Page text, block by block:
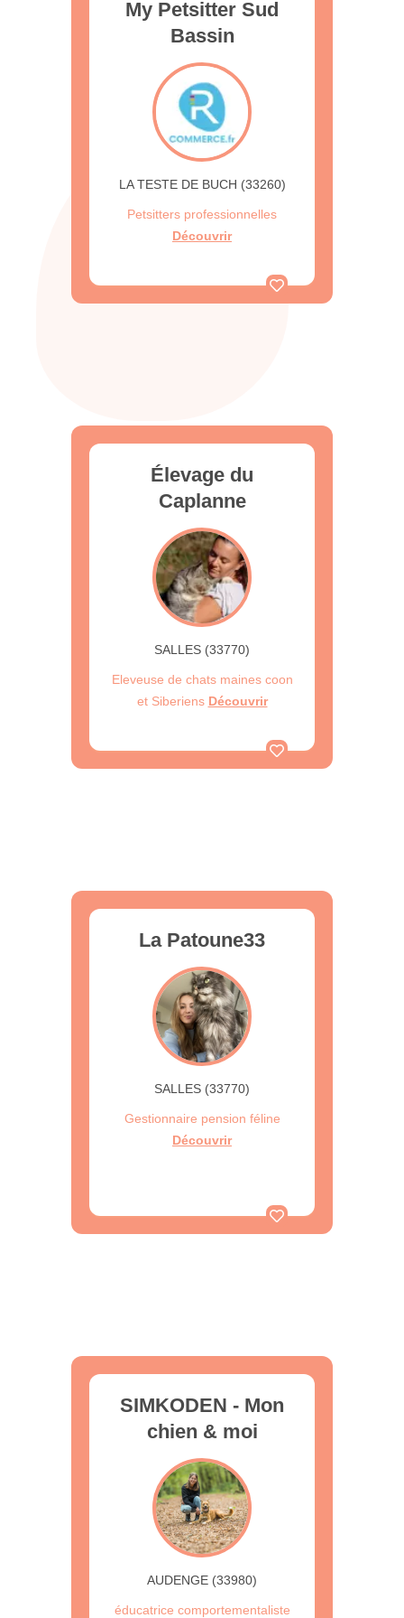
My Petsitter Sud
Bassin
LA TESTE DE BUCH (33260)
Petsitters professionnelles
Découvrir
Élevage du
Caplanne
SALLES (33770)
Eleveuse de chats maines coon
et Siberiens Découvrir
La Patoune33
SALLES (33770)
Gestionnaire pension féline
Découvrir
SIMKODEN - Mon
chien & moi
AUDENGE (33980)
éducatrice comportementaliste